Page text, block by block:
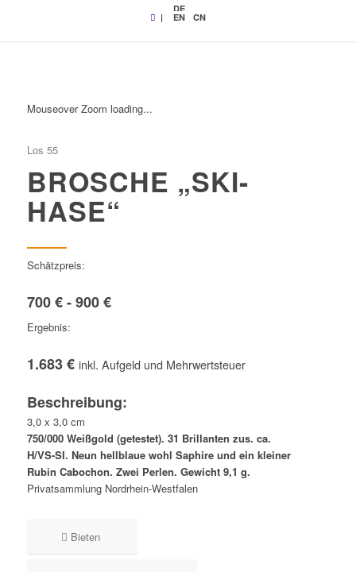
|
DE
EN CN
Mouseover Zoom loading...
Los 55
BROSCHE „SKI-
HASE“
Schätzpreis:
700 € - 900 €
Ergebnis:
1.683 € inkl. Aufgeld und Mehrwertsteuer
Beschreibung:
3,0 x 3,0 cm
750/000 Weißgold (getestet). 31 Brillanten zus. ca.
H/VS-SI. Neun hellblaue wohl Saphire und ein kleiner
Rubin Cabochon. Zwei Perlen. Gewicht 9,1 g.
Privatsammlung Nordrhein-Westfalen
Bieten